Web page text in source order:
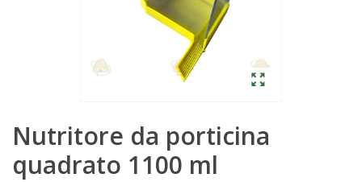
Nutritore da porticina
quadrato 1100 ml